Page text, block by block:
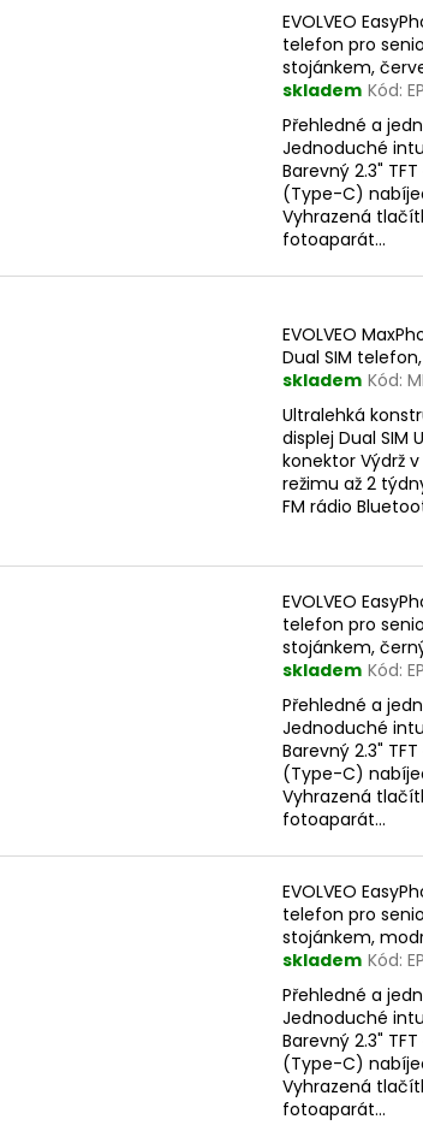
EVOLVEO
telefon pro
stojánkem,
skladem Kód:
Přehledné a
Jednoduché
Barevný 2.3"
(Type-C)
Vyhrazená
fotoaparát...
EVOLVEO
Dual SIM
skladem Kód:
Ultralehká
displej Dual SIM
konektor Výdrž
režimu až 2
FM rádio
EVOLVEO
telefon pro
stojánkem,
skladem Kód:
Přehledné a
Jednoduché
Barevný 2.3"
(Type-C)
Vyhrazená
fotoaparát...
EVOLVEO
telefon pro
stojánkem,
skladem Kód:
Přehledné a
Jednoduché
Barevný 2.3"
(Type-C)
Vyhrazená
fotoaparát...